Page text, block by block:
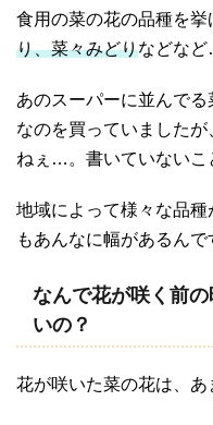
食用の菜の花の品種を挙
り、菜々みどりなどなど
あのスーパーに並んで
なのを買っていました
ねぇ…。書いていないこ
地域によって様々な品
もあんなに幅があるんで
なんで花が咲く前
いの？
花が咲いた菜の花は、あ